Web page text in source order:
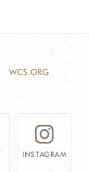
WCS.ORG
INSTAGRAM